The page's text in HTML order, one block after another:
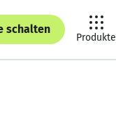
schalten
Produkte